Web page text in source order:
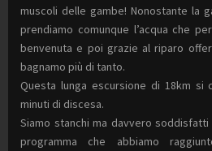
muscoli delle gambe! Nonostante la
prendiamo comunque l’acqua che
benvenuta e poi grazie al riparo
bagnamo più di tanto.
Questa lunga escursione di 18km
minuti di discesa.
Siamo stanchi ma davvero
programma che abbiamo